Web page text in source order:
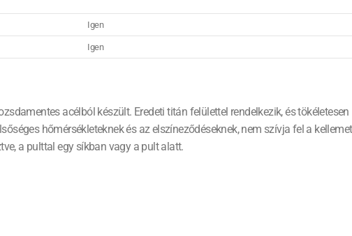
Igen
Igen
acélból készült. Eredeti titán felülettel rendelkezik, és
hőmérsékleteknek és az elszíneződéseknek, nem szívja fel a
a pulttal egy síkban vagy a pult alatt.